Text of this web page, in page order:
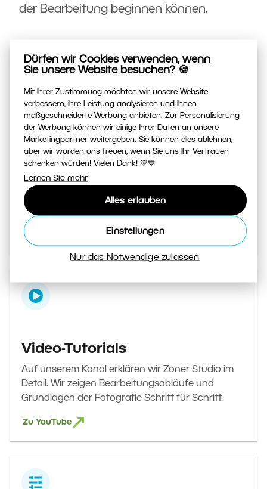
Dürfen wir Cookies verwenden, wenn
Sie unsere Website besuchen? 🍪
Mit Ihrer Zustimmung möchten wir unsere Website
verbessern, ihre Leistung analysieren und Ihnen
maßgeschneiderte Werbung anbieten. Zur Personalisierung
der Werbung können wir einige Ihrer Daten an unsere
Marketingpartner weitergeben. Sie können dies ablehnen,
aber wir würden uns freuen, wenn Sie uns Ihr Vertrauen
schenken würden! Vielen Dank! 💚💙
Lernen Sie mehr
Alles erlauben
Einstellungen
Nur das Notwendige zulassen
der Bearbeitung beginnen können.
Fotografieren lernen von Zoner
Studio
Ihre tägliche Quelle für Inspiration und Tipps. Von
geheimen Tricks beim Fotografieren bis zu
Anleitungen, wie Sie Ihre besten Fotos im Editor
bearbeiten.
Zum Magazin
Video-Tutorials
Auf unserem Kanal erklären wir Zoner Studio im
Detail. Wir zeigen Bearbeitungsabläufe und
Grundlagen der Fotografie Schritt für Schritt.
Zu YouTube